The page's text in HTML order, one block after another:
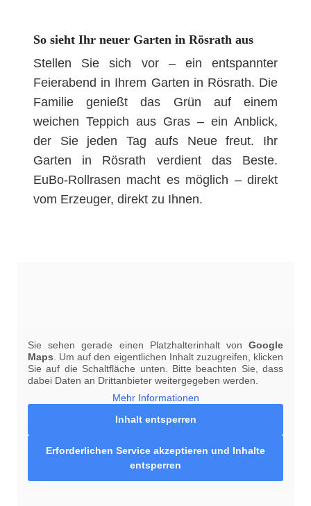
So sieht Ihr neuer Garten in Rösrath aus
Stellen Sie sich vor – ein entspannter
Feierabend in Ihrem Garten in Rösrath. Die
Familie genießt das Grün auf einem
weichen Teppich aus Gras – ein Anblick,
der Sie jeden Tag aufs Neue freut. Ihr
Garten in Rösrath verdient das Beste.
EuBo-Rollrasen macht es möglich – direkt
vom Erzeuger, direkt zu Ihnen.
Sie sehen gerade einen Platzhalterinhalt von Google
Maps . Um auf den eigentlichen Inhalt zuzugreifen, klicken
Sie auf die Schaltfläche unten. Bitte beachten Sie, dass
dabei Daten an Drittanbieter weitergegeben werden.
Mehr Informationen
Inhalt entsperren
Erforderlichen Service akzeptieren und Inhalte
entsperren